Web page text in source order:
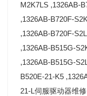
M2K7LS ,1326AB-
,1326AB-B720F-
,1326AB-B720F-
,1326AB-B515G-
,1326AB-B515G-
B520E-21-K5
21-L伺服驱动器维